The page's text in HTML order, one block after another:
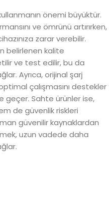
önemi büyüktür.
ve ömrünü artırırken,
zarar verebilir.
belirlenen kalite
ve test edilir, bu da
Ayrıca, orijinal şarj
çalışmasını destekler
geçer. Sahte ürünler ise,
de güvenlik riskleri
güvenilir kaynaklardan
uzun vadede daha